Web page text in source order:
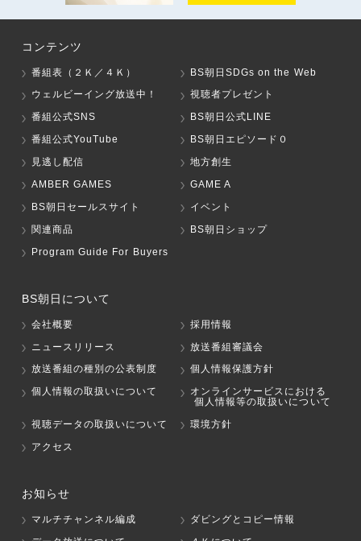
コンテンツ
番組表（２Ｋ／４Ｋ）
BS朝日SDGs on the Web
ウェルビーイング放送中！
視聴者プレゼント
番組公式SNS
BS朝日公式LINE
番組公式YouTube
BS朝日エピソード０
見逃し配信
地方創生
AMBER GAMES
GAME A
BS朝日セールスサイト
イベント
関連商品
BS朝日ショップ
Program Guide For Buyers
BS朝日について
会社概要
採用情報
ニュースリリース
放送番組審議会
放送番組の種別の公表制度
個人情報保護方針
個人情報の取扱いについて
オンラインサービスにおける
個人情報等の取扱いについて
視聴データの取扱いについて
環境方針
アクセス
お知らせ
マルチチャンネル編成
ダビングとコピー情報